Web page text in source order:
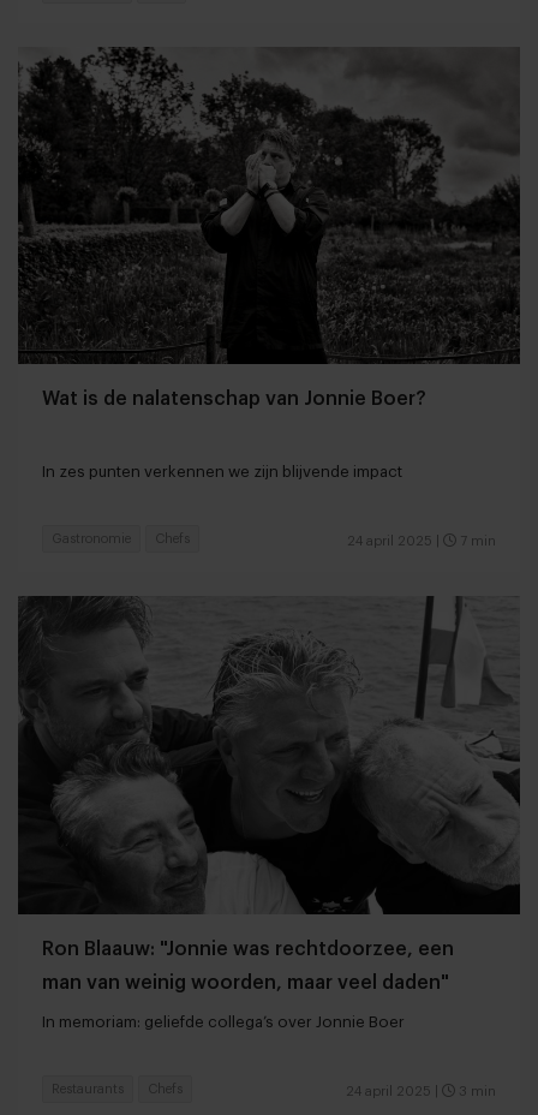
Wat is de nalatenschap van Jonnie Boer?
In zes punten verkennen we zijn blijvende impact
24 april 2025 7 min
Gastronomie Chefs
Ron Blaauw: "Jonnie was rechtdoorzee, een
man van weinig woorden, maar veel daden"
In memoriam: geliefde collega’s over Jonnie Boer
24 april 2025 3 min
Restaurants Chefs